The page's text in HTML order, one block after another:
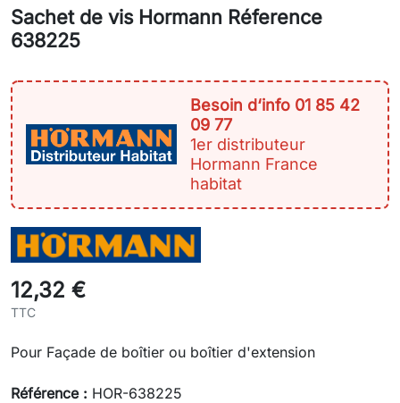
Sachet de vis Hormann Réference
638225
Besoin d‘info 01 85 42
09 77
1er distributeur
Hormann France
habitat
12,32 €
TTC
Pour Façade de boîtier ou boîtier d'extension
Référence : HOR-638225